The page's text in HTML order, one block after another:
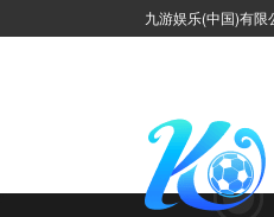
九游娱乐(中国)有限